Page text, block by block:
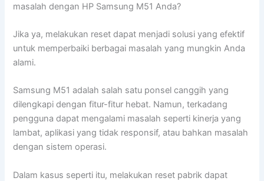
masalah dengan HP Samsung M51 Anda?
Jika ya, melakukan reset dapat menjadi solusi yang efektif
untuk memperbaiki berbagai masalah yang mungkin Anda
alami.
Samsung M51 adalah salah satu ponsel canggih yang
dilengkapi dengan fitur-fitur hebat. Namun, terkadang
pengguna dapat mengalami masalah seperti kinerja yang
lambat, aplikasi yang tidak responsif, atau bahkan masalah
dengan sistem operasi.
Dalam kasus seperti itu, melakukan reset pabrik dapat